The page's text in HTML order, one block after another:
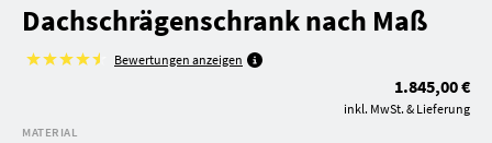
Dachschrägenschrank nach Maß
Bewertungen anzeigen
1.845,00 €
inkl. MwSt. & Lieferung
MATERIAL